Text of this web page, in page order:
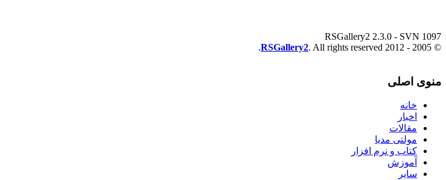
RSGallery2 2.3.0 - SVN 1097
© 2005 - 2012
RSGallery2. All rights reserved.
منوی اصلی
خانه
اخبار
مقالات
مولتی مدیا
کتاب و نرم افزار
آموزش
سایر